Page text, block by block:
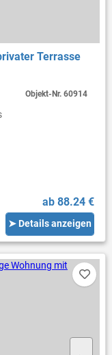
Terrasse
ab 88.24 €
➤ Details anzeigen
Objekt-Nr.60914